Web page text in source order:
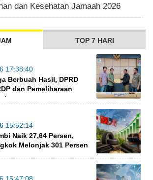
dan Kesehatan Jamaah 2026
TOP 7 HARI
17:38:40
Berbuah Hasil, DPRD
dan Pemeliharaan
15:52:14
Naik 27,64 Persen,
Melonjak 301 Persen
15:47:08